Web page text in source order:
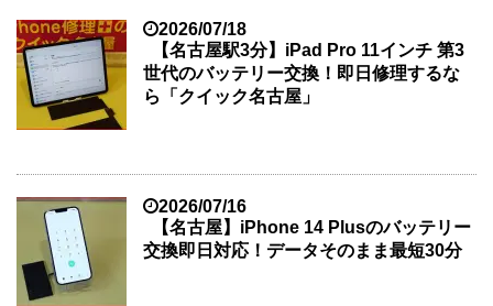
2026/07/18
【名古屋駅3分】iPad Pro 11インチ 第3
世代のバッテリー交換！即日修理するな
ら「クイック名古屋」
2026/07/16
【名古屋】iPhone 14 Plusのバッテリー
交換即日対応！データそのまま最短30分